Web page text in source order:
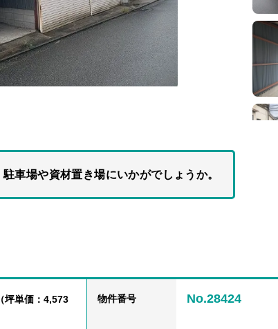
駐車場や資材置き場にいかがでしょうか。
（坪単価：4,573
物件番号 No.28424